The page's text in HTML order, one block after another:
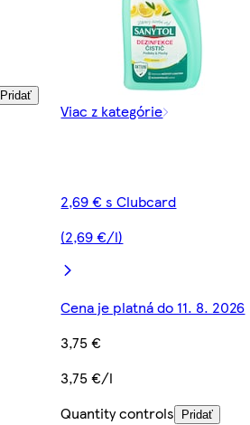
Pridať
Viac z kategórie
2,69 € s Clubcard
(2,69 €/l)
Cena je platná do 11. 8. 2026
3,75 €
3,75 €/l
Quantity controls
Pridať